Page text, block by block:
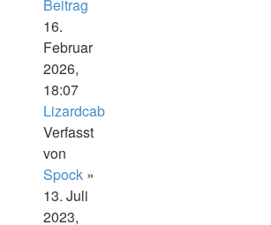
Beitrag
16.
Februar
2026,
18:07
Lizardcab
Verfasst
von
Spock »
13. Juli
2023,